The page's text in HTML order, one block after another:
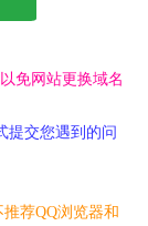
免网站更换域名
提交您遇到的问
荐QQ浏览器和